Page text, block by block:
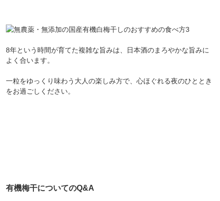
8年という時間が育てた複雑な旨みは、日本酒のまろやかな旨みに
よく合います。
一粒をゆっくり味わう大人の楽しみ方で、心ほぐれる夜のひととき
をお過ごしください。
有機梅干についてのQ&A
新規会員様限定
今すぐ使える
新規会員様限定特典クーポン
300円OFF
クーポンのご利用方法はこちら >>